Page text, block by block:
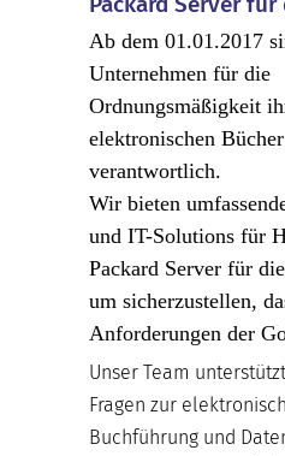
Ab dem 01.01.2017
Unternehmen für die
Ordnungsmäßigkeit
elektronischen Bücher
verantwortlich.
Wir bieten
und IT-Solutions für
Packard Server für
um sicherzustellen,
Anforderungen der
Unser Team
Fragen zur
Buchführung und